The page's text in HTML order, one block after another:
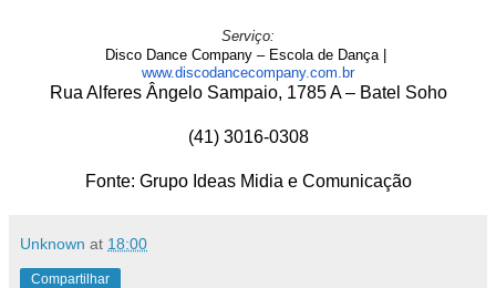
Serviço:
Disco Dance Company – Escola de Dança |
www.discodancecompany.com.br
Rua Alferes Ângelo Sampaio, 1785 A – Batel Soho
(41) 3016-0308
Fonte: Grupo Ideas Midia e Comunicação
Unknown at 18:00
Compartilhar